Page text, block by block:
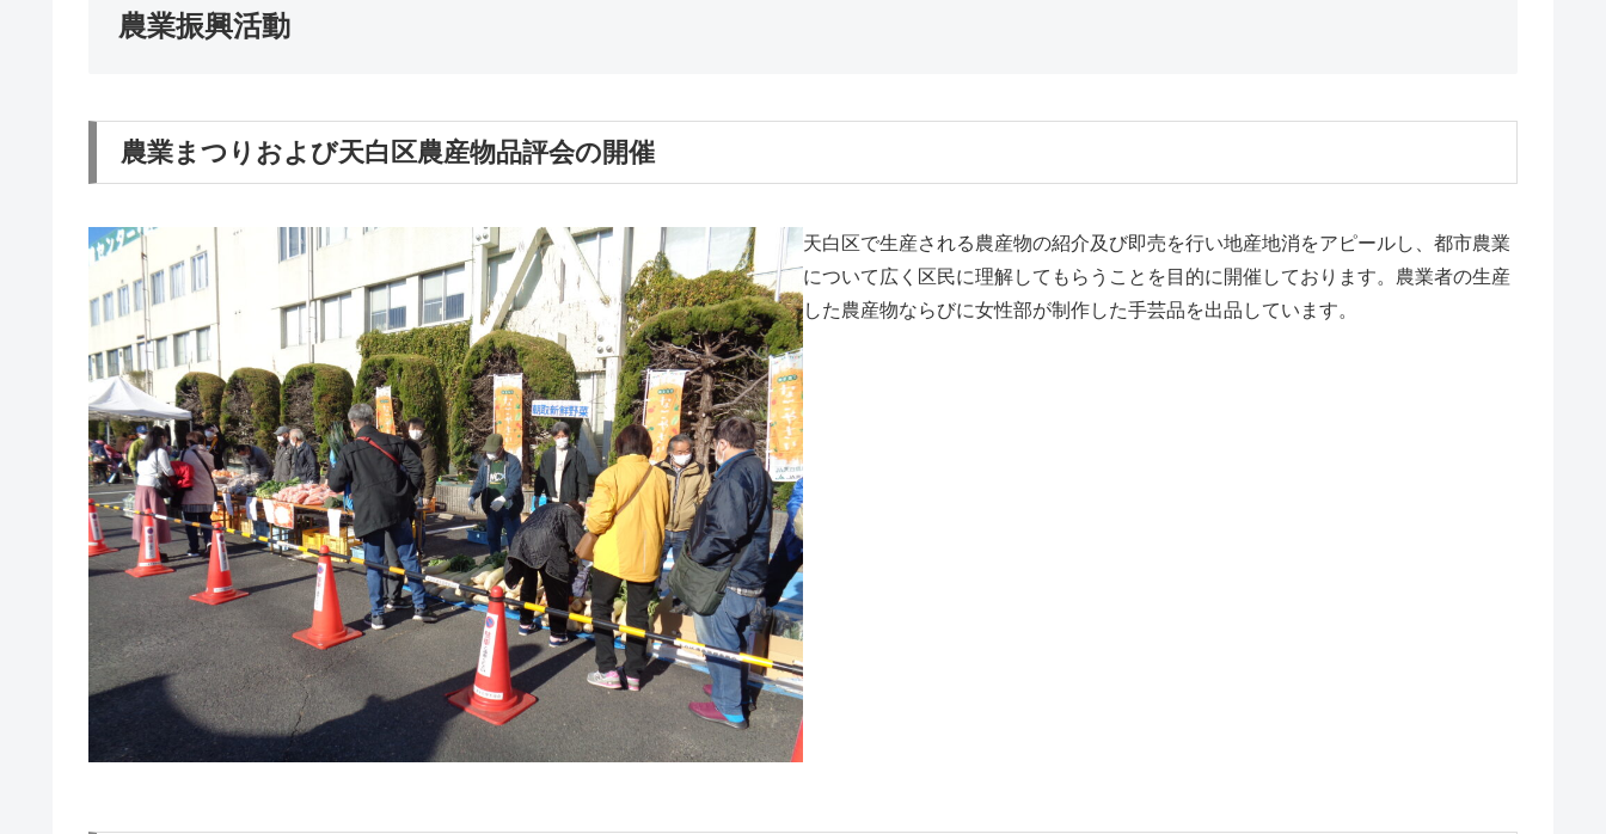
農業振興活動
農業まつりおよび天白区農産物品評会の開催
天白区で生産される農産物の紹介及び即売を行い地産地消をアピールし、都市農業
について広く区民に理解してもらうことを目的に開催しております。農業者の生産
した農産物ならびに女性部が制作した手芸品を出品しています。